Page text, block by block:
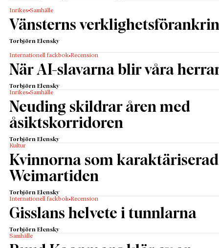
Inrikes Samhälle
Vänsterns
Torbjörn Elensky
Internationell fackbok Recension
När AI-slavarna blir våra
Torbjörn Elensky
Inrikes Samhälle
Neuding skildrar åren med
åsiktskorridoren
Torbjörn Elensky
Kultur
Kvinnorna som
Weimartiden
Torbjörn Elensky
Internationell fackbok Recension
Gisslans helvete i tunnlarna
Torbjörn Elensky
Samhälle